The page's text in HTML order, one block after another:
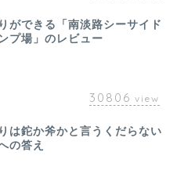
ができる「南淡路シーサイド
プ場」のレビュー
30806 view
は鉈か斧かと言うくだらない
の答え